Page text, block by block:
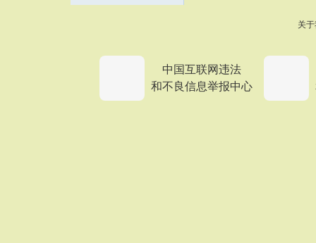
关
中国互联网违法
和不良信息举报中心